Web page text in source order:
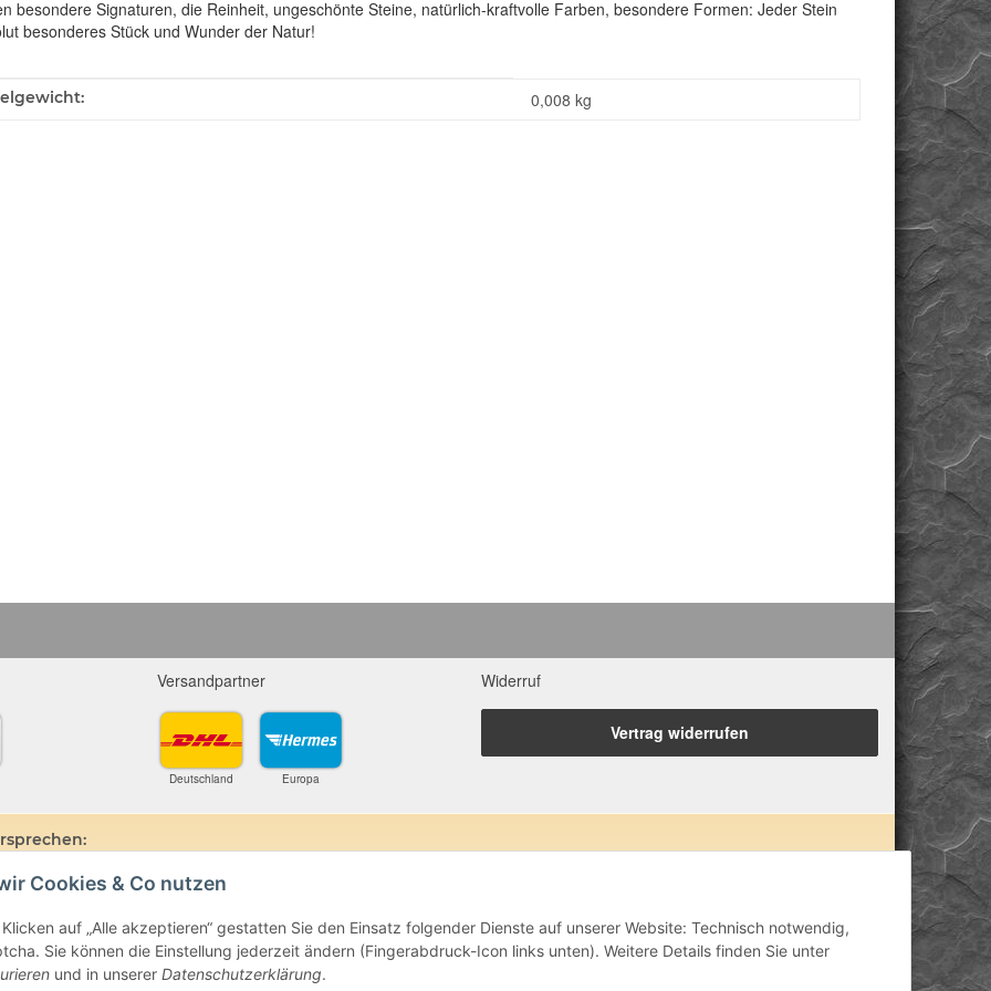
Cookies & Co nutzen
auf „Alle akzeptieren“ gestatten Sie den Einsatz folgender Dienste auf unserer Website: Technisch notwendig,
Sie können die Einstellung jederzeit ändern (Fingerabdruck-Icon links unten). Weitere Details finden Sie unter
und in unserer Datenschutzerklärung.
besondere Signaturen, die Reinheit, ungeschönte Steine, natürlich-kraftvolle Farben, besondere Formen: Jeder Stein
besonderes Stück und Wunder der Natur!
0,008 kg
Versandpartner
Deutschland Europa
Widerruf
Vertrag widerrufen
und Mineralien werden im esoterischen Bereich besondere Kräfte und Eigenschaften zugeordnet. Wir weisen ausdrücklich
oder dem Vertragspartner überlassenen Unterlagen bisher weder medizinisch anerkannt oder wissenschaftlich nachweisbar
gemachten Angaben beruhen ausschließlich auf Überlieferungen und langjähriger Erfahrung. Unsere Produkte ersetzen nie den
beim Arzt oder Heilpraktiker und sind auch kein Medikamentenersatz. Auch stellen unsere Angaben im ärztlichen Sinne keine
oder Therapieform dar.